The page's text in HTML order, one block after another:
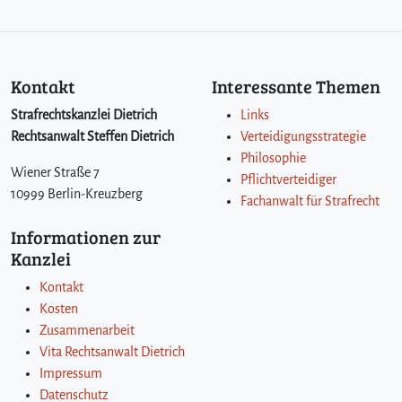
m
u
t
e
r
b
Kontakt
Strafrechtskanzlei Dietrich
Rechtsanwalt Steffen Dietrich
Wiener Straße 7
10999 Berlin-Kreuzberg
Interessante Themen
Links
Verteidigungsstrategie
Philosophie
Pflichtverteidiger
Fachanwalt für Strafrecht
Informationen zur
Kanzlei
Kontakt
Kosten
Zusammenarbeit
Vita Rechtsanwalt Dietrich
Impressum
Datenschutz